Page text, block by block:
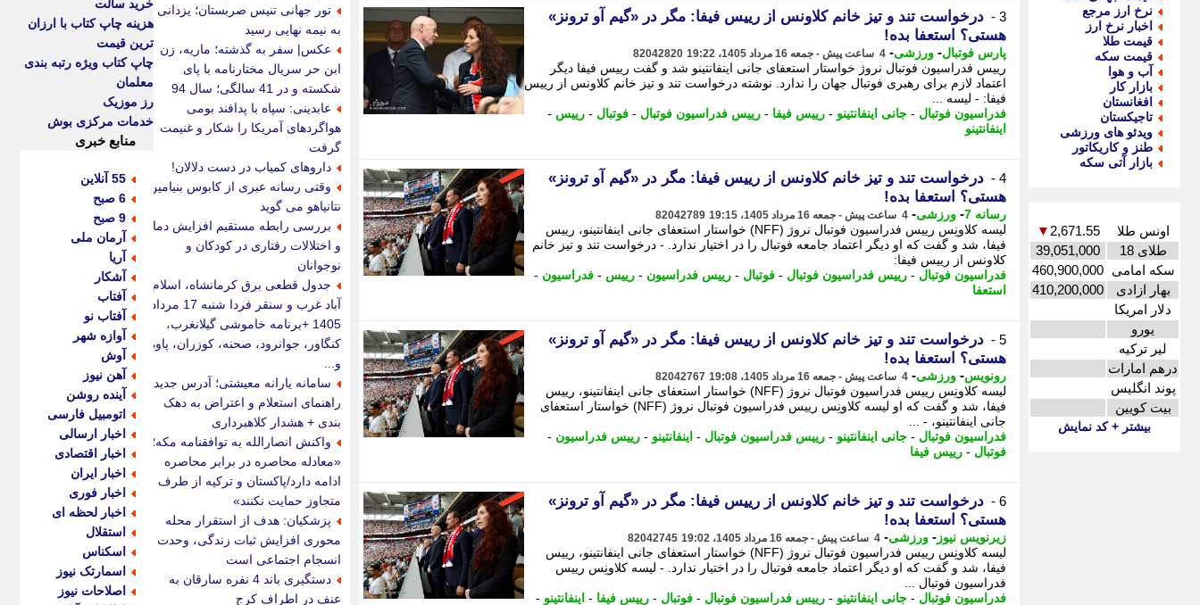
نرخ ارز مرجع
اخبار نرخ ارز
قیمت طلا
قیمت سکه
آب و هوا
بازار کار
افغانستان
تاجیکستان
ویدئو های ورزشی
طنز و کاریکاتور
بازار آتی سکه
اونس طلا 2,671.55
▼
طلای 18
39,051,000
سکه امامی 460,900,000
بهار ازادی
410,200,000
دلار امریکا
یورو
لیر ترکیه
درهم امارات
پوند انگلیس
بیت کویین
بیشتر + کد نمایش
3 -
درخواست تند و تیز خانم کلاونس از رییس فیفا: مگر در «گیم آو ترونز»
هستی؟ استعفا بده!
پارس فوتبال- ورزشی- 4 ساعت پیش - جمعه 16 مرداد 1405، 19:22 82042820
رییس فدراسیون فوتبال نروژ خواستار استعفای جانی اینفانتینو شد و گفت رییس فیفا دیگر
اعتماد لازم برای رهبری فوتبال جهان را ندارد. نوشته درخواست تند و تیز خانم کلاونس از رییس
فیفا: - لیسه ...
فدراسیون فوتبال - جانی اینفانتینو - رییس فیفا - رییس فدراسیون فوتبال - فوتبال - رییس -
اینفانتینو
4 -
درخواست تند و تیز خانم کلاونس از رییس فیفا: مگر در «گیم آو ترونز»
هستی؟ استعفا بده!
رسانه 7 - ورزشی- 4 ساعت پیش - جمعه 16 مرداد 1405، 19:15 82042789
لیسه کلاونِس رییس فدراسیون فوتبال نروژ (NFF) خواستار استعفای جانی اینفانتینو، رییس
فیفا، شد و گفت که او دیگر اعتماد جامعه فوتبال را در اختیار ندارد. - درخواست تند و تیز خانم
کلاونس از رییس فیفا:
فدراسیون فوتبال - رییس فدراسیون فوتبال - فوتبال - رییس فدراسیون - رییس - فدراسیون -
استعفا
5 -
درخواست تند و تیز خانم کلاونس از رییس فیفا: مگر در «گیم آو ترونز»
هستی؟ استعفا بده!
رونویس- ورزشی- 4 ساعت پیش - جمعه 16 مرداد 1405، 19:08 82042767
لیسه کلاونِس رییس فدراسیون فوتبال نروژ (NFF) خواستار استعفای جانی اینفانتینو، رییس
فیفا، شد و گفت که او لیسه کلاونِس رییس فدراسیون فوتبال نروژ (NFF) خواستار استعفای
جانی اینفانتینو، - ...
فدراسیون فوتبال - جانی اینفانتینو - رییس فدراسیون فوتبال - اینفانتینو - رییس فدراسیون -
فوتبال - رییس فیفا
6 -
درخواست تند و تیز خانم کلاونس از رییس فیفا: مگر در «گیم آو ترونز»
هستی؟ استعفا بده!
زیرنویس نیوز - ورزشی- 4 ساعت پیش - جمعه 16 مرداد 1405، 19:02 82042745
لیسه کلاونِس رییس فدراسیون فوتبال نروژ (NFF) خواستار استعفای جانی اینفانتینو، رییس
فیفا، شد و گفت که او دیگر اعتماد جامعه فوتبال را در اختیار ندارد. - لیسه کلاونِس رییس
فدراسیون فوتبال ...
فدراسیون فوتبال - جانی اینفانتینو - رییس فدراسیون فوتبال - فوتبال - رییس فیفا - اینفانتینو -
تور جهانی تنیس صربستان؛ یزدانی
به نیمه نهایی رسید
عکس| سفر به گذشته؛ ماریه، زن
ابن حر سریال مختارنامه با پای
شکسته و در 41 سالگی؛ سال 94
عابدینی: سپاه با پدافند بومی
هواگردهای آمریکا را شکار و غنیمت
گرفت
داروهای کمیاب در دست دلالان!
وقتی رسانه عبری از کابوس بنیامین
نتانیاهو می گوید
بررسی رابطه مستقیم افزایش دما
و اختلالات رفتاری در کودکان و
نوجوانان
جدول قطعی برق کرمانشاه، اسلام
آباد غرب و سنقر فردا شنبه 17 مرداد
1405 +برنامه خاموشی گیلانغرب،
کنگاور، جوانرود، صحنه، کوزران، پاوه
و...
سامانه یارانه معیشتی؛ آدرس جدید،
راهنمای استعلام و اعتراض به دهک
بندی + هشدار کلاهبرداری
واکنش انصارالله به توافقنامه مکه؛
«معادله محاصره در برابر محاصره
ادامه دارد/پاکستان و ترکیه از طرف
متجاوز حمایت نکنند»
پزشکیان: هدف از استقرار محله
محوری افزایش ثبات زندگی، وحدت و
انسجام اجتماعی است
دستگیری باند 4 نفره سارقان به
عنف در اطراف کرج
خرید سالت
هزینه چاپ کتاب با ارزان
ترین قیمت
چاپ کتاب ویژه رتبه بندی
معلمان
رز موزیک
خدمات مرکزی بوش
منابع خبری
55 آنلاین
6 صبح
9 صبح
آرمان ملی
آریا
آشکار
آفتاب
آفتاب نو
آوازه شهر
آوش
آهن نیوز
آینده روشن
اتومبیل فارسی
اخبار ارسالی
اخبار اقتصادی
اخبار ایران
اخبار فوری
اخبار لحظه ای
استقلال
اسکناس
اسمارتک نیوز
اصلاحات نیوز